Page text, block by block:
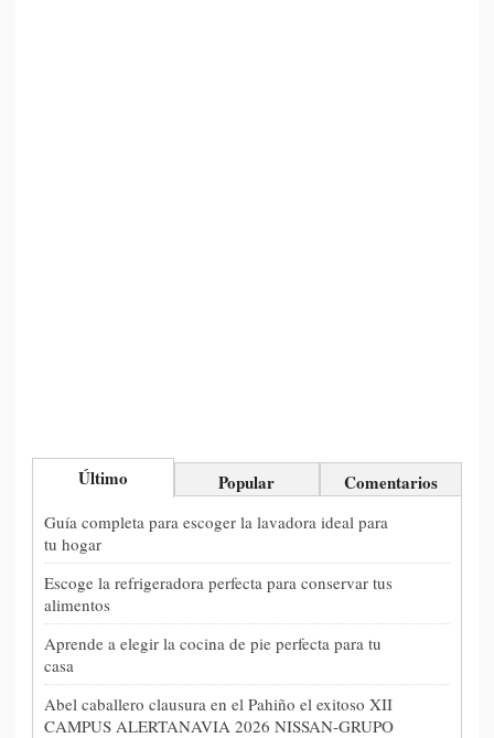
Último Popular Comentarios
Guía completa para escoger la lavadora ideal para
tu hogar
Escoge la refrigeradora perfecta para conservar tus
alimentos
Aprende a elegir la cocina de pie perfecta para tu
casa
Abel caballero clausura en el Pahiño el exitoso XII
CAMPUS ALERTANAVIA 2026 NISSAN-GRUPO